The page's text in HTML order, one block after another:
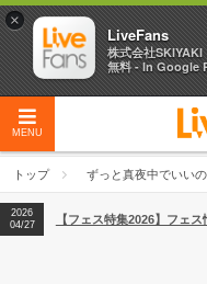
MENU
トップ ずっと真夜中でいいの
2026
04/27
2026
【ライブ動員ランキング】
2026
04/27
【フェス特集2026】フェス
×
LiveFans
株式会社SKIYAKI
無料 - In Google